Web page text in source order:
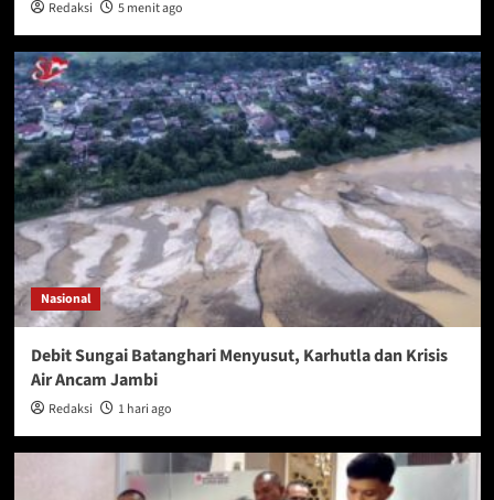
Redaksi 5 menit ago
Nasional
Debit Sungai Batanghari Menyusut, Karhutla dan Krisis
Air Ancam Jambi
Redaksi 1 hari ago